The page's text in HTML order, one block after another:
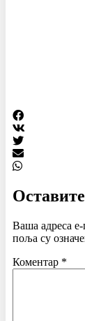
Ваша адреса
поља су
Коментар *